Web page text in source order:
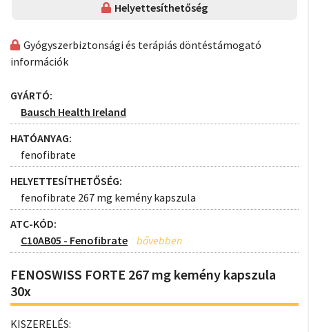
Helyettesíthetőség
Gyógyszerbiztonsági és terápiás döntéstámogató
információk
GYÁRTÓ:
Bausch Health Ireland
HATÓANYAG:
fenofibrate
HELYETTESÍTHETŐSÉG:
fenofibrate 267 mg kemény kapszula
ATC-KÓD:
C10AB05 - Fenofibrate
FENOSWISS FORTE 267 mg kemény kapszula
30x
KISZERELÉS: